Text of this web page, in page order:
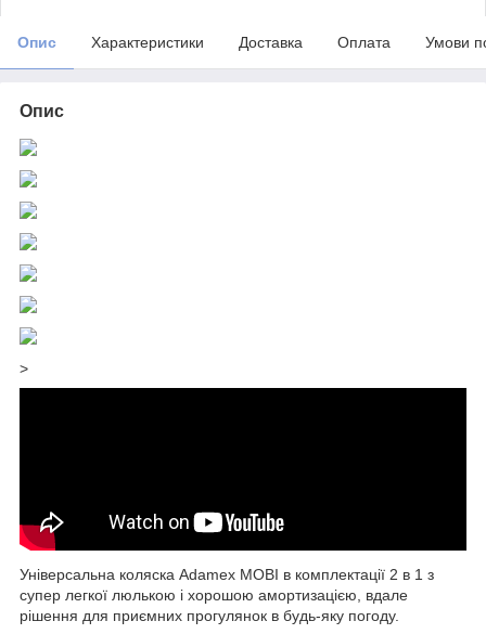
Опис Характеристики Доставка Оплата Умови
Опис
>
Універсальна коляска Adamex MOBI в комплектації 2 в 1 з
супер легкої люлькою і хорошою амортизацією, вдале
рішення для приємних прогулянок в будь-яку погоду.